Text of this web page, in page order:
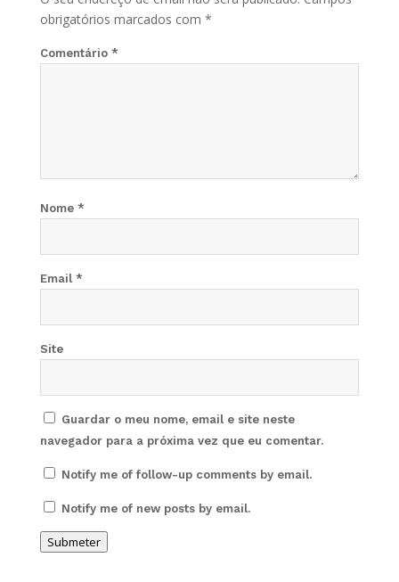
obrigatórios marcados com *
Comentário *
Nome *
Email *
Site
Guardar o meu nome, email e site neste
navegador para a próxima vez que eu comentar.
Notify me of follow-up comments by email.
Notify me of new posts by email.
Submeter